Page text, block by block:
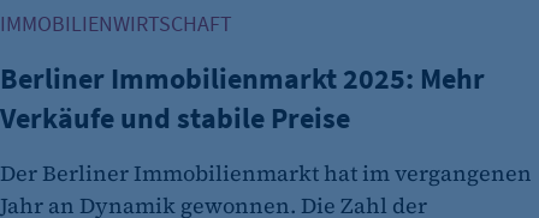
et_allow_cookies
Anbieter:
Zweck:
IMMOBILIENWIRTSCHAFT
Berliner Immobilienmarkt 2025: Mehr
Verkäufe und stabile Preise
Der Berliner Immobilienmarkt hat im vergangenen
Jahr an Dynamik gewonnen. Die Zahl der